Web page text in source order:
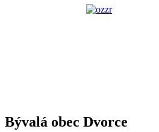
Bývalá obec Dvorce